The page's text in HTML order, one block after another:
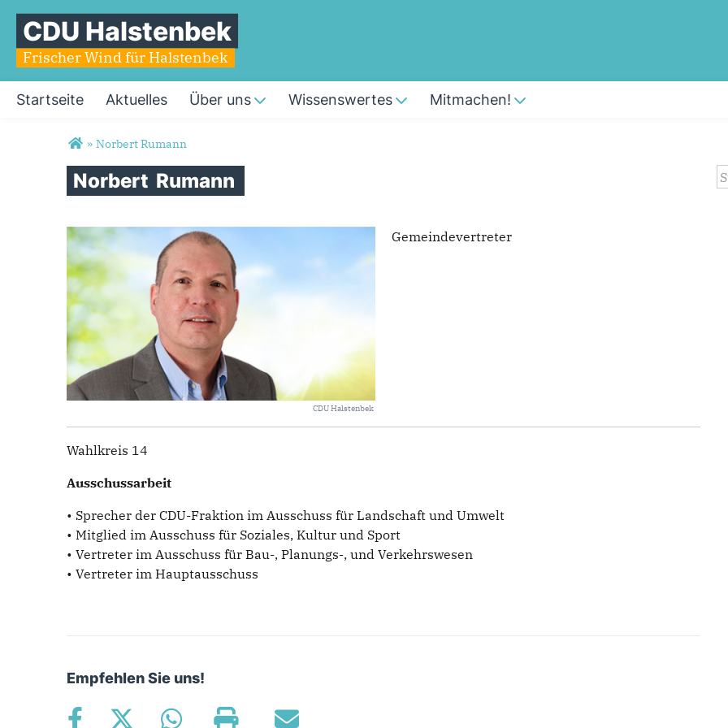
CDU Halstenbek
Frischer Wind für Halstenbek
Startseite Aktuelles Über uns Wissenswertes Mitmachen!
Sie sind hier
» Norbert Rumann
Norbert Rumann
CDU Halstenbek
Gemeindevertreter
Wahlkreis 14
Ausschussarbeit
• Sprecher der CDU-Fraktion im Ausschuss für Landschaft und Umwelt
• Mitglied im Ausschuss für Soziales, Kultur und Sport
• Vertreter im Ausschuss für Bau-, Planungs-, und Verkehrswesen
• Vertreter im Hauptausschuss
Empfehlen Sie uns!